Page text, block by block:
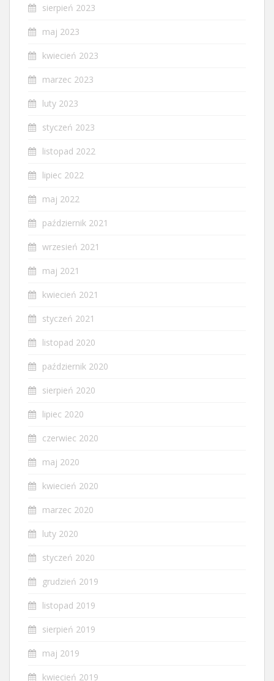
sierpień 2023
maj 2023
kwiecień 2023
marzec 2023
luty 2023
styczeń 2023
listopad 2022
lipiec 2022
maj 2022
październik 2021
wrzesień 2021
maj 2021
kwiecień 2021
styczeń 2021
listopad 2020
październik 2020
sierpień 2020
lipiec 2020
czerwiec 2020
maj 2020
kwiecień 2020
marzec 2020
luty 2020
styczeń 2020
grudzień 2019
listopad 2019
sierpień 2019
maj 2019
kwiecień 2019